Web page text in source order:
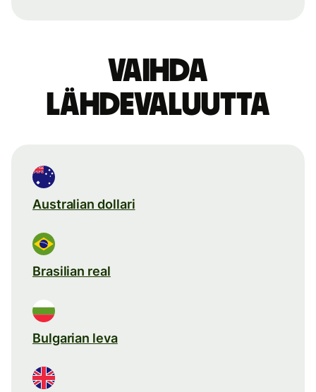
Vaihda
lähdevaluutta
Australian dollari
Brasilian real
Bulgarian leva